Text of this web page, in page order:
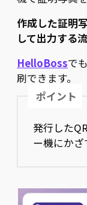
作成した証明
して出力する
HelloBossで
刷できます。
ポイント
発行した
ー機にかざ